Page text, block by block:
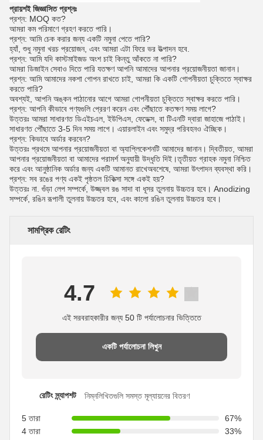
প্রায়শই জিজ্ঞাসিত প্রশ্নঃ
প্রশ্ন: MOQ কত?
আমরা কম পরিমাণে গ্রহণ করতে পারি।
প্রশ্ন: আমি চেক করার জন্য একটি নমুনা পেতে পারি?
হ্যাঁ, শুধু নমুনা খরচ প্রয়োজন, এবং আমরা এটা ফিরে ভর উত্পাদন হবে.
প্রশ্ন: আমি যদি কাস্টমাইজড অংশ চাই কিন্তু আঁকতে না পারি?
আমরা ডিজাইন সেবাও দিতে পারি যতক্ষণ আপনি আমাদের আপনার প্রয়োজনীয়তা জানান।
প্রশ্ন: আমি আমাদের নকশা গোপন রাখতে চাই, আমরা কি একটি গোপনীয়তা চুক্তিতে স্বাক্ষর
করতে পারি?
অবশ্যই, আপনি অঙ্কন পাঠানোর আগে আমরা গোপনীয়তা চুক্তিতে স্বাক্ষর করতে পারি।
প্রশ্ন: আপনি কীভাবে পণ্যগুলি প্রেরণ করেন এবং পৌঁছাতে কতক্ষণ সময় লাগে?
উত্তরঃ আমরা সাধারণত ডিএইচএল, ইউপিএস, ফেডেক্স, বা টিএনটি দ্বারা জাহাজে পাঠাই।
সাধারণত পৌঁছাতে 3-5 দিন সময় লাগে। এয়ারলাইন এবং সমুদ্র পরিবহনও ঐচ্ছিক।
প্রশ্ন: কিভাবে অর্ডার করবেন?
উত্তরঃ প্রথমে আপনার প্রয়োজনীয়তা বা অ্যাপ্লিকেশনটি আমাদের জানান। দ্বিতীয়ত, আমরা
আপনার প্রয়োজনীয়তা বা আমাদের পরামর্শ অনুযায়ী উদ্ধৃতি দিই।তৃতীয়ত গ্রাহক নমুনা নিশ্চিত
করে এবং আনুষ্ঠানিক অর্ডার জন্য একটি আমানত রাখেঅবশেষে, আমরা উৎপাদন ব্যবস্থা করি।
প্রশ্ন: সব রঙের পণ্য একই পৃষ্ঠতল চিকিত্সা সঙ্গে একই হয়?
উত্তরঃ না. গুঁড়া লেপ সম্পর্কে, উজ্জ্বল রঙ সাদা বা ধূসর তুলনায় উচ্চতর হবে। Anodizing
সম্পর্কে, রঙিন রূপালী তুলনায় উচ্চতর হবে, এবং কালো রঙিন তুলনায় উচ্চতর হবে।
সামগ্রিক রেটিং
4.7
এই সরবরাহকারীর জন্য 50 টি পর্যালোচনার ভিত্তিতে
একটি পর্যালোচনা লিখুন
রেটিং স্ন্যাপশট নিম্নলিখিতগুলি সমস্ত মূল্যায়নের বিতরণ
5 তারা
67%
4 তারা
33%